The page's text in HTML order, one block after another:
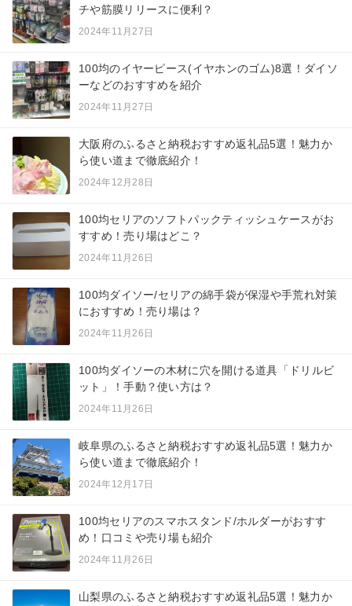
チや筋膜リリースに便利？
2024年11月27日
100均のイヤーピース(イヤホンのゴム)8選！ダイソ
ーなどのおすすめを紹介
2024年11月27日
大阪府のふるさと納税おすすめ返礼品5選！魅力か
ら使い道まで徹底紹介！
2024年12月28日
100均セリアのソフトパックティッシュケースがお
すすめ！売り場はどこ？
2024年11月26日
100均ダイソー/セリアの綿手袋が保湿や手荒れ対策
におすすめ！売り場は？
2024年11月26日
100均ダイソーの木材に穴を開ける道具「ドリルビ
ット」！手動？使い方は？
2024年11月26日
岐阜県のふるさと納税おすすめ返礼品5選！魅力か
ら使い道まで徹底紹介！
2024年12月17日
100均セリアのスマホスタンド/ホルダーがおすす
め！口コミや売り場も紹介
2024年11月26日
山梨県のふるさと納税おすすめ返礼品5選！魅力か